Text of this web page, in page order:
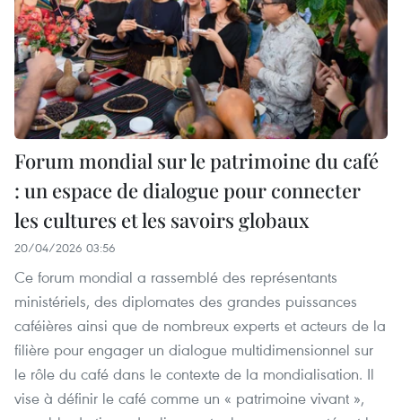
Forum mondial sur le patrimoine du café
: un espace de dialogue pour connecter
les cultures et les savoirs globaux
20/04/2026 03:56
Ce forum mondial a rassemblé des représentants
ministériels, des diplomates des grandes puissances
caféières ainsi que de nombreux experts et acteurs de la
filière pour engager un dialogue multidimensionnel sur
le rôle du café dans le contexte de la mondialisation. Il
vise à définir le café comme un « patrimoine vivant »,